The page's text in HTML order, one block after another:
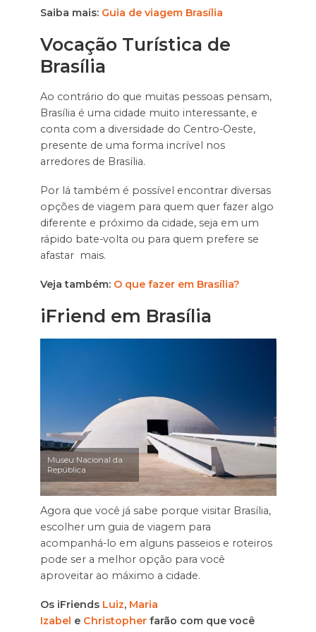
Saiba mais: Guia de viagem Brasília
Vocação Turística de
Brasília
Ao contrário do que muitas pessoas pensam,
Brasília é uma cidade muito interessante, e
conta com a diversidade do Centro-Oeste,
presente de uma forma incrível nos
arredores de Brasília.
Por lá também é possível encontrar diversas
opções de viagem para quem quer fazer algo
diferente e próximo da cidade, seja em um
rápido bate-volta ou para quem prefere se
afastar mais.
Veja também: O que fazer em Brasília?
iFriend em Brasília
Museu Nacional da
República
Agora que você já sabe porque visitar Brasília,
escolher um guia de viagem para
acompanhá-lo em alguns passeios e roteiros
pode ser a melhor opção para você
aproveitar ao máximo a cidade.
Os iFriends Luiz, Maria
Izabel e Christopherfarão com que você